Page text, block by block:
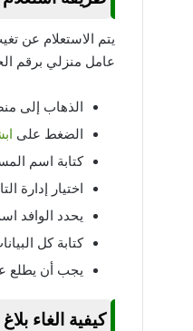
يتم الاستعلام عن
عامل منزلي برقم
الذهاب إلى
الضغط على
كتابة اسم
اختيار إدارة
يحدد الوافد
كتابة كل
يجب أن يطلع
كيفية الغاء